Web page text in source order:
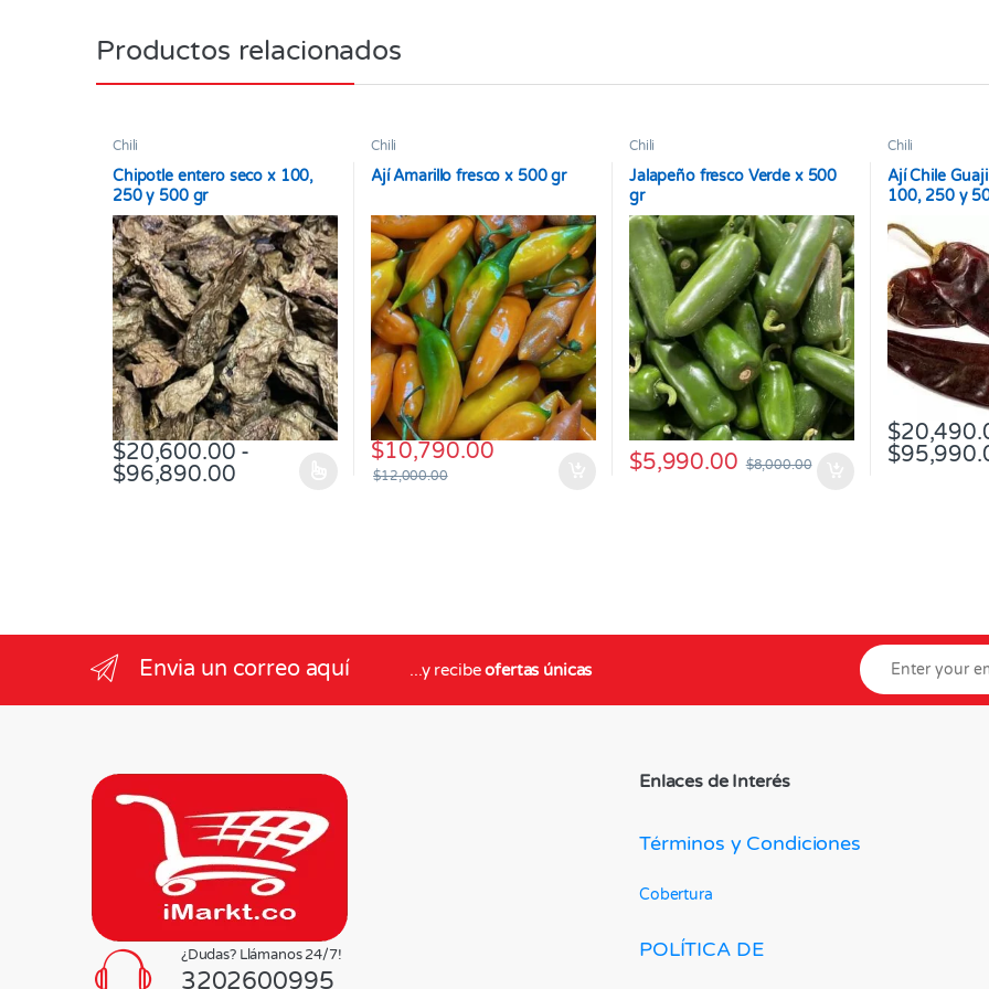
Productos relacionados
Chili
Chipotle entero seco x 100,
250 y 500 gr
$20,600.00 -
$96,890.00Rango de precios: desde $20,600.00 hasta $96,890.00
Este producto tiene múltiples variantes. Las opciones se pueden elegir en la página de producto
Chili
Ají Amarillo fresco x 500 gr
$10,790.00
$12,000.00
Chili
Jalapeño fresco Verde x 500
gr
$5,990.00 $8,000.00
Chili
Ají Chile
100, 250 y
$
$
Este
Envia un correo aquí ...y recibeofertas únicas
¿Dudas? Llámanos 24/7!
3202600995
Enlaces de Interés
Términos y Condiciones
Cobertura
POLÍTICA DE